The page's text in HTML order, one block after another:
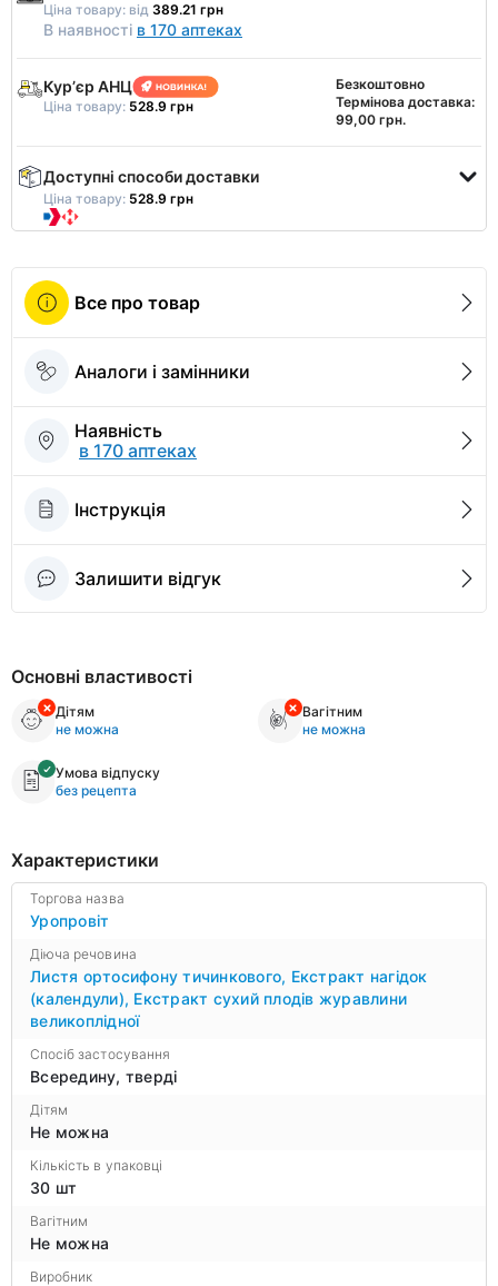
Ціна товару: від 389.21 грн
В наявності в 170 аптеках
Курʼєр АНЦ
Ціна товару: 528.9 грн
Безкоштовно
Термінова доставка:
99,00 грн.
Доступні способи доставки
Ціна товару: 528.9 грн
Все про товар
Аналоги і замінники
Наявність
в 170 аптеках
Інструкція
Залишити відгук
Основні властивості
Дітям
не можна
Вагітним
не можна
Умова відпуску
без рецепта
Характеристики
Торгова назва
Уропровіт
Діюча речовина
Листя ортосифону тичинкового, Екстракт нагідок
(календули), Екстракт сухий плодів журавлини
великоплідної
Спосіб застосування
Всередину, тверді
Дітям
Не можна
Кількість в упаковці
30 шт
Вагітним
Не можна
Виробник